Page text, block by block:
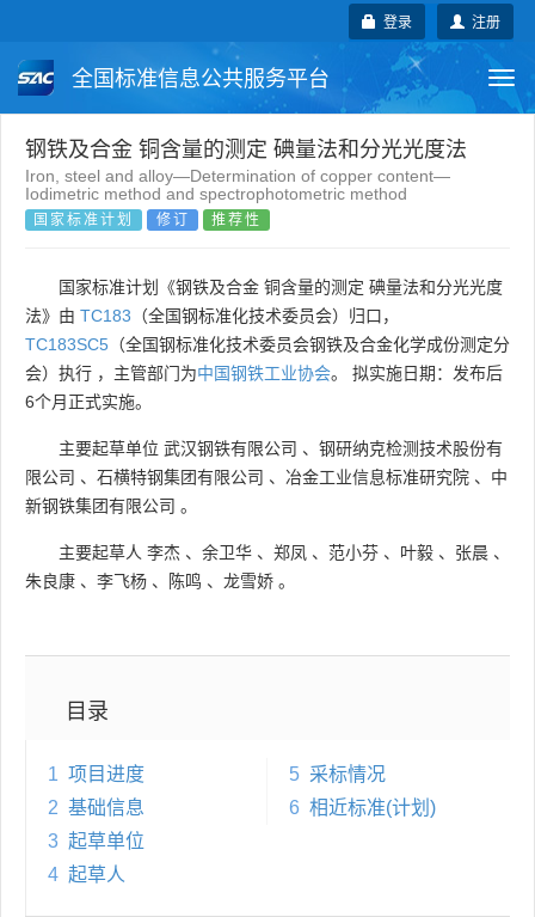
注册
登录
全国标准信息公共服务平台
国家标准 行业标准 地方标准
团体标准 企业标准 国际标准
钢铁及合金 铜含量的测定 碘量法和分光光度法
Iron, steel and alloy—Determination of copper content—
Iodimetric method and spectrophotometric method
国家标准计划 修订 推荐性
国家标准计划《钢铁及合金 铜含量的测定 碘量法和分光光度
法》由 TC183 （全国钢标准化技术委员会）归口，
TC183SC5 （全国钢标准化技术委员会钢铁及合金化学成份测定分
会）执行 ，主管部门为中国钢铁工业协会。 拟实施日期：发布后
6个月正式实施。
主要起草单位 武汉钢铁有限公司 、 钢研纳克检测技术股份有
限公司 、 石横特钢集团有限公司 、 冶金工业信息标准研究院 、 中
新钢铁集团有限公司 。
主要起草人 李杰 、 余卫华 、 郑凤 、 范小芬 、 叶毅 、 张晨 、
朱良康 、 李飞杨 、 陈鸣 、 龙雪娇 。
目录
1 项目进度
2 基础信息
3 起草单位
4 起草人
5 采标情况
6 相近标准(计划)